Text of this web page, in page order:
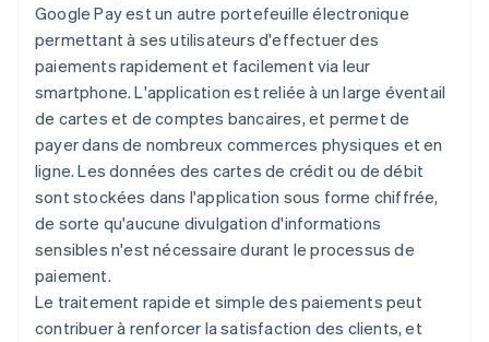
Google Pay est un autre portefeuille électronique
permettant à ses utilisateurs d'effectuer des
paiements rapidement et facilement via leur
smartphone. L'application est reliée à un large éventail
de cartes et de comptes bancaires, et permet de
payer dans de nombreux commerces physiques et en
ligne. Les données des cartes de crédit ou de débit
sont stockées dans l'application sous forme chiffrée,
de sorte qu'aucune divulgation d'informations
sensibles n'est nécessaire durant le processus de
paiement.
Le traitement rapide et simple des paiements peut
contribuer à renforcer la satisfaction des clients, et